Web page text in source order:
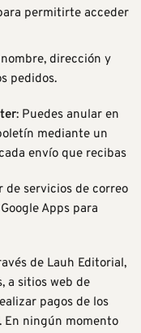
permitirte acceder
dirección y
pedidos.
: Puedes anular en
mediante un
envío que recibas
de servicios de correo
Google Apps para
de Lauh Editorial,
a sitios web de
pagos de los
En ningún momento